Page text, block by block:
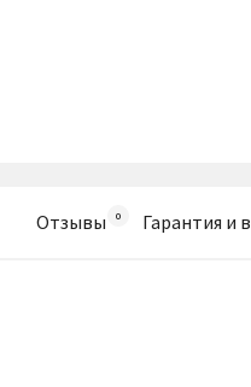
Отзывы Гарантия и